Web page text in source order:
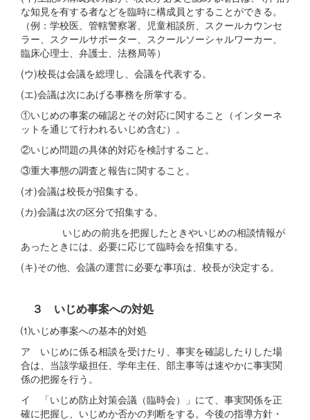
な知見を有する者などを臨時に構成員とすることができる。
（例：学校医、管轄警察署、児童相談所、スクールカウンセ
ラー、スクールサポーター、スクールソーシャルワーカー、
臨床心理士、弁護士、法務局等）
(ウ)校長は会議を総理し、会議を代表する。
(エ)会議は次にあげる事務を所掌する。
①いじめの事案の確認とその対応に関すること（インターネ
ットを通じて行われるいじめ含む）。
②いじめ問題の具体的対応を検討すること。
③重大事態の調査と報告に関すること。
(オ)会議は校長が招集する。
(カ)会議は次の区分で招集する。
いじめの前兆を把握したときやいじめの相談情報が
あったときには、必要に応じて臨時会を招集する。
(キ)その他、会議の運営に必要な事項は、校長が決定する。
３ いじめ事案への対処
⑴いじめ事案への基本的対処
ア いじめに係る相談を受けたり、事実を確認したりした場
合は、当該学級担任、学年主任、部主事等は速やかに事実関
係の把握を行う。
イ 「いじめ防止対策会議（臨時会）」にて、事実関係を正
確に把握し、いじめか否かの判断をする。今後の指導方針・